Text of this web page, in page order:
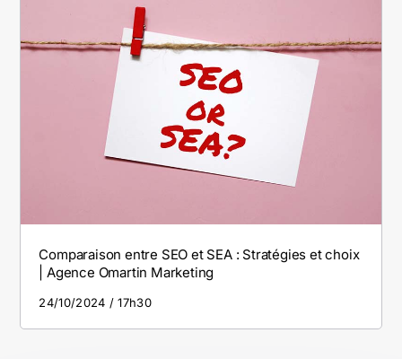
Comparaison entre SEO et SEA : Stratégies et choix
| Agence Omartin Marketing
24/10/2024 17h30